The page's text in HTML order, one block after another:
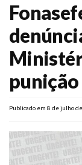
punição
Publicado em 8 de julho
O Sindicato
Agenda
Casa do Alto
Sede Campestre
Nossos
Gympass
Plano de Saúde
Assistência